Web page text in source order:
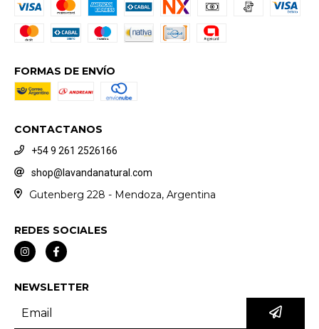
FORMAS DE ENVÍO
CONTACTANOS
+54 9 261 2526166
shop@lavandanatural.com
Gutenberg 228 - Mendoza, Argentina
REDES SOCIALES
NEWSLETTER